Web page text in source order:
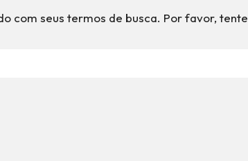
com seus termos de busca. Por favor,